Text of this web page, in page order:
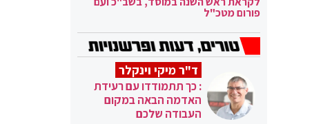
פורום מטכ"ל
ד"ר מיקי וינקלר
: כך תתמודדו עם רעידת
האדמה הבאה במקום
העבודה שלכם